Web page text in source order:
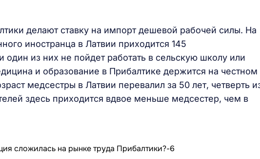
делают ставку на импорт дешевой рабочей силы. На
иностранца в Латвии приходится 145
из них не пойдет работать в сельскую школу или
и образование в Прибалтике держится на честном
медсестры в Латвии перевалил за 50 лет, четверть
здесь приходится вдвое меньше медсестер, чем в